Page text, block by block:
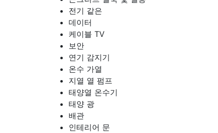
전기 같은
데이터
케이블 TV
보안
연기 감지기
온수 가열
지열 열 펌프
태양열 온수기
태양 광
배관
인테리어 문